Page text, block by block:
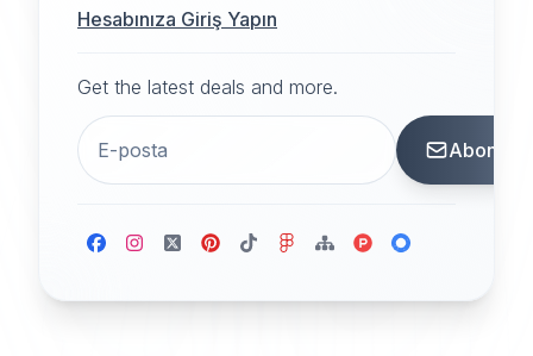
Hesabınıza Giriş Yapın
Get the latest deals and more.
Abone